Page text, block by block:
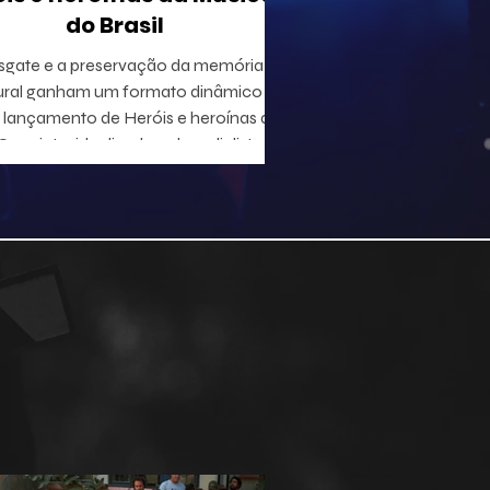
do Brasil
e a preservação da memória
ganham um formato dinâmico
de Heróis e heroínas da
projeto, idealizado pelo radialista e
Geraldo Leite — integrante do